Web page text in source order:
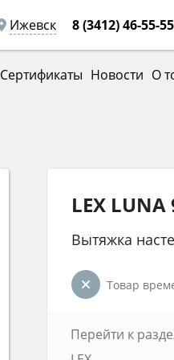
Ижевск 8 (3412) 46-55-55
Сертификаты Новости О
LEX LUNA
Вытяжка
Товар
Перейти к